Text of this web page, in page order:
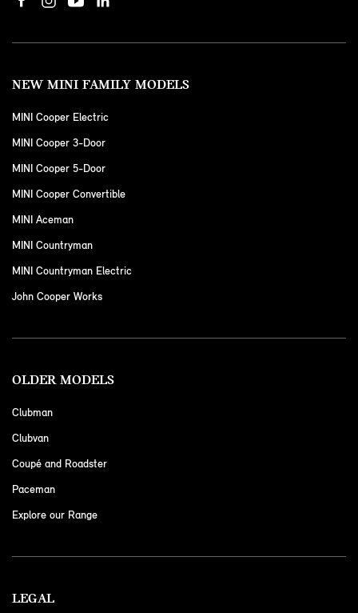
NEW MINI FAMILY MODELS
MINI Cooper Electric
MINI Cooper 3-Door
MINI Cooper 5-Door
MINI Cooper Convertible
MINI Aceman
MINI Countryman
MINI Countryman Electric
John Cooper Works
OLDER MODELS
Clubman
Clubvan
Coupé and Roadster
Paceman
Explore our Range
LEGAL